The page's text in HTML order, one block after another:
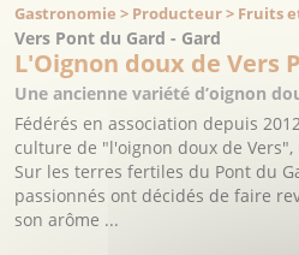
Gastronomie > Producteur > Fruits
Vers Pont du Gard - Gard
L'Oignon doux de Vers
Une ancienne variété d’oignon
Fédérés en association depuis
culture de "l'oignon doux de
Sur les terres fertiles du Pont du
passionnés ont décidés de faire
son arôme ...